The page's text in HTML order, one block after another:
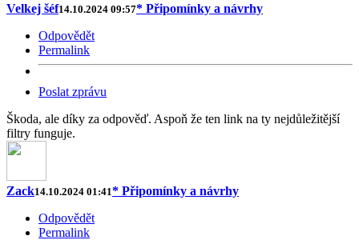
Velkej šéf14.10.2024 09:57* Připomínky a návrhy
Odpovědět
Permalink
Poslat zprávu
Škoda, ale díky za odpověď. Aspoň že ten link na ty nejdůležitější
filtry funguje.
Zack14.10.2024 01:41* Připomínky a návrhy
Odpovědět
Permalink